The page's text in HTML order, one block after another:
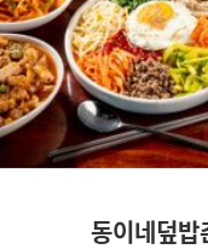
동이네덮밥